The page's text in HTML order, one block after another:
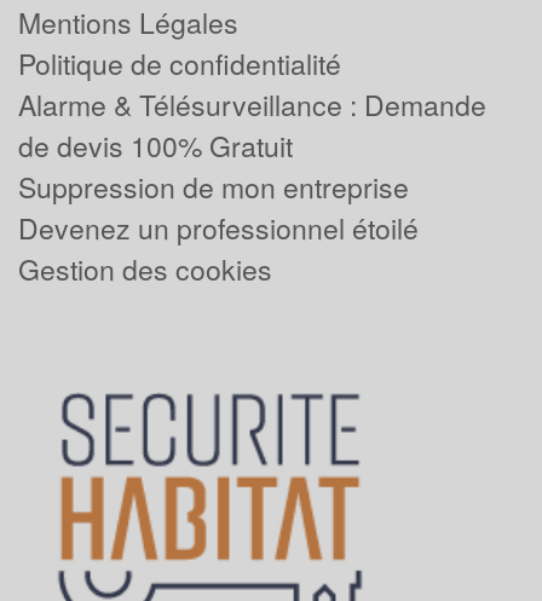
Mentions Légales
Politique de confidentialité
Alarme & Télésurveillance : Demande
de devis 100% Gratuit
Suppression de mon entreprise
Devenez un professionnel étoilé
Gestion des cookies